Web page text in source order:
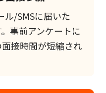
ル/SMSに届いた
事前アンケートに
接時間が短縮され